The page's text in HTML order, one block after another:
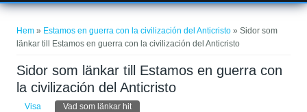
Hem » Estamos en guerra con la civilización del Anticristo » Sidor som
länkar till Estamos en guerra con la civilización del Anticristo
Sidor som länkar till Estamos en guerra con
la civilización del Anticristo
Visa Vad som länkar hit(aktiv flik)